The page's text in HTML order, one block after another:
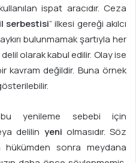
ispat aracıdır. Ceza
serbestisi” ilkesi gereği akılcı
bulunmamak şartıyla her
olarak kabul edilir. Olay ise
kavram değildir. Buna örnek
yenileme sebebi için
delilin yeni olmasıdır. Söz
hükümden sonra meydana